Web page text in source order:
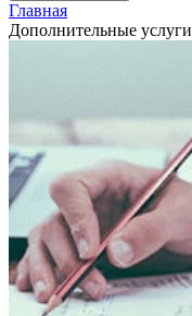
Главная
Дополнительные услуги